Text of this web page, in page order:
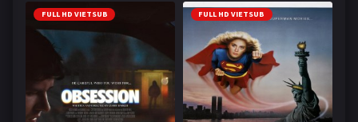
FULL HD VIETSUB FULL HD VIETSUB